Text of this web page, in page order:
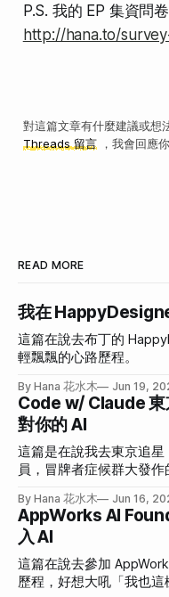
P.S. 我的 EP 集資問
http://hana.to/
對這篇文章有什麼建議或想
Threads 留言，我會回應
READ MORE
我在
這篇在說去布丁的
輕飄飄的心路歷程。
By Hana 花水木 Jun 19,
Code w/ Claude 東
對你的 AI
這篇是在說我去東京追
員，冒牌者症候群大發作
By Hana 花水木 Jun 16,
AppWorks AI
入 AI
這篇在說去參加
歷程，好想大吼「我也這